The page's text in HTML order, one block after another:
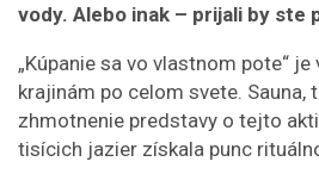
vody. Alebo inak – prijali by ste
„Kúpanie sa vo vlastnom pote“
krajinám po celom svete. Sauna,
zhmotnenie predstavy o tejto
tisícich jazier získala punc